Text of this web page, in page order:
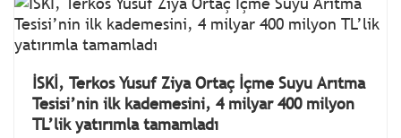
İSKİ, Terkos Yusuf Ziya Ortaç İçme Suyu Arıtma
Tesisi’nin ilk kademesini, 4 milyar 400 milyon
TL’lik yatırımla tamamladı